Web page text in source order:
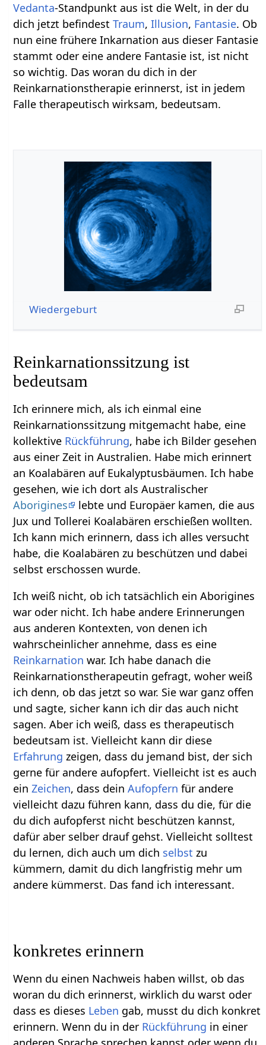
Vedanta-Standpunkt aus ist die Welt, in der du
dich jetzt befindestTraum,Illusion, Fantasie. Ob
nun eine frühere Inkarnation aus dieser Fantasie
stammt oder eine andere Fantasie ist, ist nicht
so wichtig. Das woran du dich in der
Reinkarnationstherapie erinnerst, ist in jedem
Falle therapeutisch wirksam, bedeutsam.
Wiedergeburt
Reinkarnationssitzung ist
bedeutsam
Ich erinnere mich, als ich einmal eine
Reinkarnationssitzung mitgemacht habe, eine
kollektive Rückführung, habe ich Bilder gesehen
aus einer Zeit in Australien. Habe mich erinnert
an Koalabären auf Eukalyptusbäumen. Ich habe
gesehen, wie ich dort als Australischer
Aborigines
lebte und Europäer kamen, die aus
Jux und Tollerei Koalabären erschießen wollten.
Ich kann mich erinnern, dass ich alles versucht
habe, die Koalabären zu beschützen und dabei
selbst erschossen wurde.
Ich weiß nicht, ob ich tatsächlich ein Aborigines
war oder nicht. Ich habe andere Erinnerungen
aus anderen Kontexten, von denen ich
wahrscheinlicher annehme, dass es eine
Reinkarnation war. Ich habe danach die
Reinkarnationstherapeutin gefragt, woher weiß
ich denn, ob das jetzt so war. Sie war ganz offen
und sagte, sicher kann ich dir das auch nicht
sagen. Aber ich weiß, dass es therapeutisch
bedeutsam ist. Vielleicht kann dir diese
Erfahrung zeigen, dass du jemand bist, der sich
gerne für andere aufopfert. Vielleicht ist es auch
einZeichen, dass deinAufopfern für andere
vielleicht dazu führen kann, dass du die, für die
du dich aufopferst nicht beschützen kannst,
dafür aber selber drauf gehst. Vielleicht solltest
du lernen, dich auch um dich selbst zu
kümmern, damit du dich langfristig mehr um
andere kümmerst. Das fand ich interessant.
konkretes erinnern
Wenn du einen Nachweis haben willst, ob das
woran du dich erinnerst, wirklich du warst oder
dass es dieses Leben gab, musst du dich konkret
erinnern. Wenn du in der Rückführung in einer